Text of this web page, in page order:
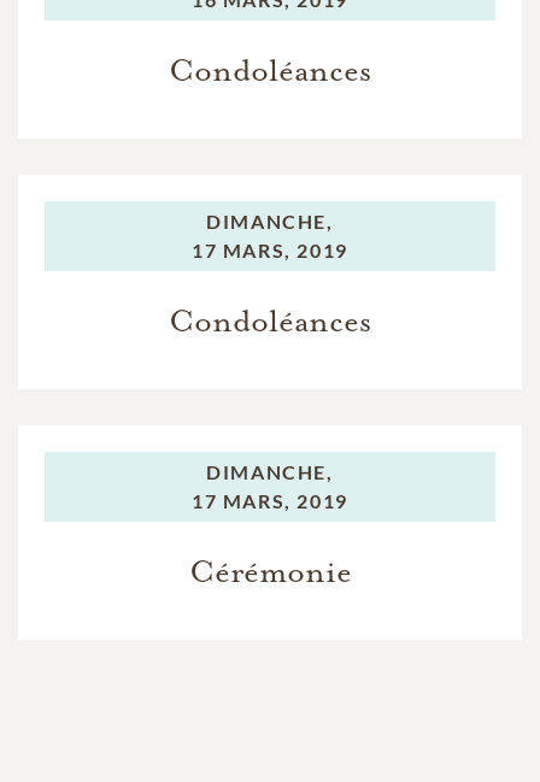
Condoléances
DIMANCHE,
17 MARS, 2019
Condoléances
DIMANCHE,
17 MARS, 2019
Cérémonie